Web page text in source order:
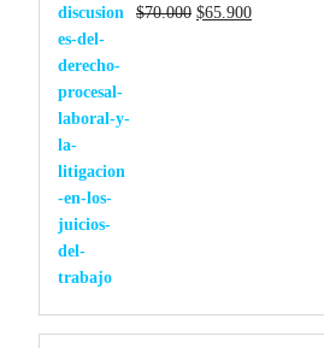
$70.000 El
$65.900El